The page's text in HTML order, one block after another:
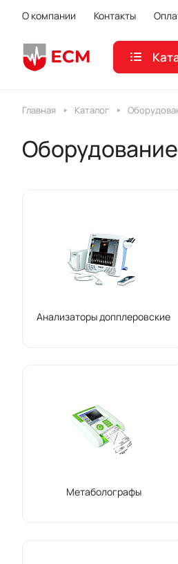
О компании Контакты
Главная Каталог
Анализаторы допплеровские
Метаболографы